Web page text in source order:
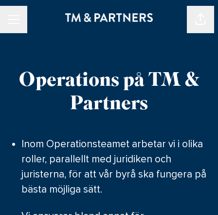
Operations på TM &
Partners
Inom Operationsteamet arbetar vi i olika
roller, parallellt med juridiken och
juristerna, för att vår byrå ska fungera på
bästa möjliga sätt.